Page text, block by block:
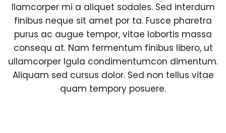
llamcorper mi a aliquet sodales. Sed interdum
finibus neque sit amet por ta. Fusce pharetra
purus ac augue tempor, vitae lobortis massa
consequ at. Nam fermentum finibus libero, ut
ullamcorper lgula condimentumcon dimentum.
Aliquam sed cursus dolor. Sed non tellus vitae
quam tempory posuere.